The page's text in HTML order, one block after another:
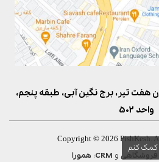
کمک کنم
هفت تیر، برج نگین آبی، طبقه پنجم،
واحد 502
Copyright © 2026 PishKesh.
فروشگاهی و CRM
: همورا